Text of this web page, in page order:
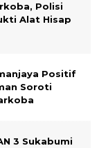
Polisi
Alat Hisap
Positif
Soroti
3 Sukabumi